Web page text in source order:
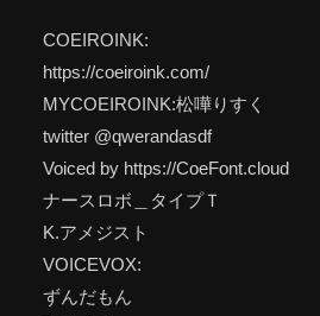
COEIROINK:
https://coeiroink.com/
MYCOEIROINK:松嘩りすく
twitter @qwerandasdf
Voiced by https://CoeFont.cloud
ナースロボ＿タイプＴ
K.アメジスト
VOICEVOX:
ずんだもん